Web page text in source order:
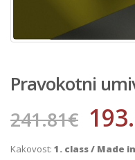
Pravokotni
241.81€
Kakovost: 1. class / Made in